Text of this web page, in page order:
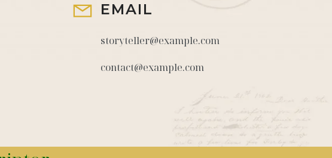
EMAIL
storyteller@example.com
contact@example.com